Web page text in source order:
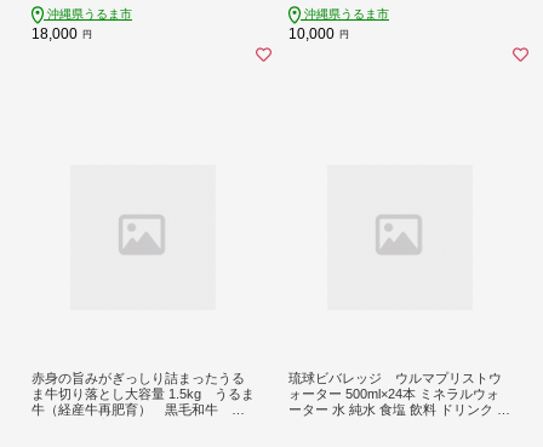
沖縄県うるま市
18,000 円
沖縄県うるま市
10,000 円
赤身の旨みがぎっしり詰まったうる
ま牛切り落とし大容量 1.5kg うるま
牛（経産牛再肥育） 黒毛和牛 ブ
琉球ビバレッジ ウルマプリストウ
ォーター 500ml×24本 ミネラルウォ
ーター 水 純水 食塩 飲料 ドリンク ペ